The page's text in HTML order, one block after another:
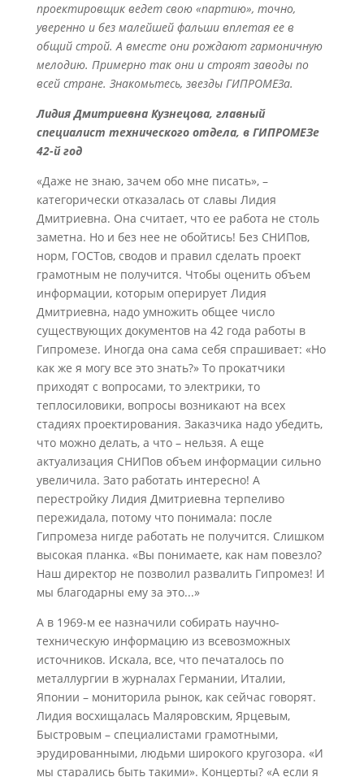
проектировщик ведет свою «партию», точно,
уверенно и без малейшей фальши вплетая ее в
общий строй. А вместе они рождают гармоничную
мелодию. Примерно так они и строят заводы по
всей стране. Знакомьтесь, звезды ГИПРОМЕЗа.
Лидия Дмитриевна Кузнецова, главный
специалист технического отдела, в ГИПРОМЕЗе
42-й год
«Даже не знаю, зачем обо мне писать», –
категорически отказалась от славы Лидия
Дмитриевна. Она считает, что ее работа не столь
заметна. Но и без нее не обойтись! Без СНИПов,
норм, ГОСТов, сводов и правил сделать проект
грамотным не получится. Чтобы оценить объем
информации, которым оперирует Лидия
Дмитриевна, надо умножить общее число
существующих документов на 42 года работы в
Гипромезе. Иногда она сама себя спрашивает: «Но
как же я могу все это знать?» То прокатчики
приходят с вопросами, то электрики, то
теплосиловики, вопросы возникают на всех
стадиях проектирования. Заказчика надо убедить,
что можно делать, а что – нельзя. А еще
актуализация СНИПов объем информации сильно
увеличила. Зато работать интересно! А
перестройку Лидия Дмитриевна терпеливо
пережидала, потому что понимала: после
Гипромеза нигде работать не получится. Слишком
высокая планка. «Вы понимаете, как нам повезло?
Наш директор не позволил развалить Гипромез! И
мы благодарны ему за это...»
А в 1969-м ее назначили собирать научно-
техническую информацию из всевозможных
источников. Искала, все, что печаталось по
металлургии в журналах Германии, Италии,
Японии – мониторила рынок, как сейчас говорят.
Лидия восхищалась Маляровским, Ярцевым,
Быстровым – специалистами грамотными,
эрудированными, людьми широкого кругозора. «И
мы старались быть такими». Концерты? «А если я